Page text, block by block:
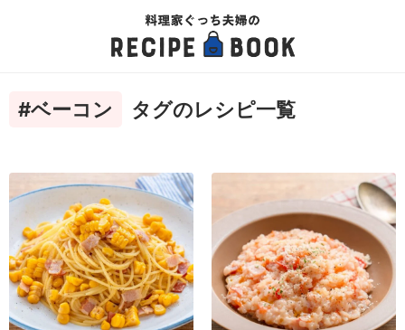
#ベーコン タグのレシピ一覧